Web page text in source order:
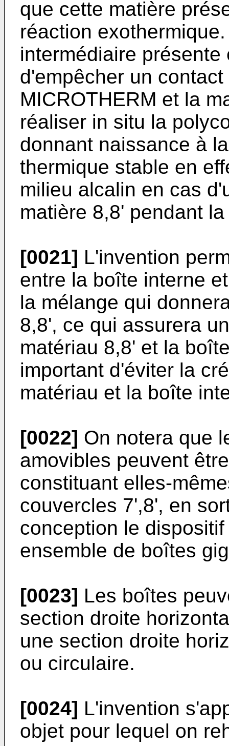
que cette matière
réaction
intermédiaire
d'empêcher un
MICROTHERM et la
réaliser in situ la
donnant naissance à
thermique stable en
milieu alcalin en cas
matière 8,8' pendant
[0021] L'invention
entre la boîte interne
la mélange qui
8,8', ce qui assurera
matériau 8,8' et la
important d'éviter la
matériau et la boîte
[0022] On notera que
amovibles peuvent
constituant elles-
couvercles 7',8', en
conception le
ensemble de boîtes
[0023] Les boîtes
section droite
une section droite
ou circulaire.
[0024] L'invention
objet pour lequel on